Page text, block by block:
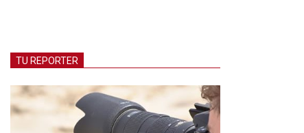
TU REPORTER